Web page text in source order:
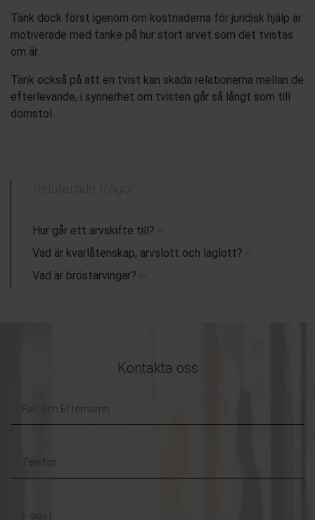
Tänk dock först igenom om kostnaderna för juridisk hjälp är
motiverade med tanke på hur stort arvet som det tvistas
om är.
Tänk också på att en tvist kan skada relationerna mellan de
efterlevande, i synnerhet om tvisten går så långt som till
domstol.
Relaterade frågor
Hur går ett arvskifte till?
Vad är kvarlåtenskap, arvslott och laglott?
Vad är bröstarvingar?
Kontakta oss
För-
Efternamn
Telefon
E-